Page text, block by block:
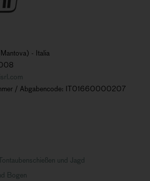
- Italia
/ Abgabencode: IT01660000207
und Jagd
Bogen